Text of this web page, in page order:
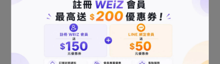
Harman Kardon
SoundSticks 5 經典水母
藍牙2.1聲道喇叭
NT$13,990
Kanto ORA 藍牙立體聲書
架喇叭
NT$11,500